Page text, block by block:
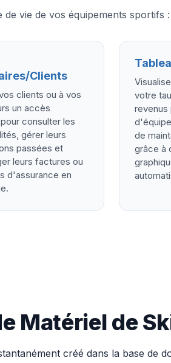
vie de vos équipements sportifs :
Clients
clients ou à vos
un accès
consulter les
gérer leurs
passées et
leurs factures ou
d'assurance en
votre
revenus
de
grâce à
Matériel de
créé dans la base de